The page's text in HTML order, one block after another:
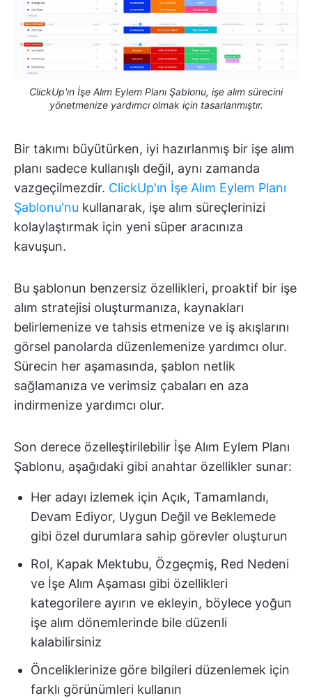
ClickUp'ın İşe Alım Eylem Planı Şablonu, işe alım sürecini
yönetmenize yardımcı olmak için tasarlanmıştır.
Bir takımı büyütürken, iyi hazırlanmış bir işe alım
planı sadece kullanışlı değil, aynı zamanda
vazgeçilmezdir. ClickUp'ın İşe Alım Eylem Planı
Şablonu'nu kullanarak, işe alım süreçlerinizi
kolaylaştırmak için yeni süper aracınıza
kavuşun.
Bu şablonun benzersiz özellikleri, proaktif bir işe
alım stratejisi oluşturmanıza, kaynakları
belirlemenize ve tahsis etmenize ve iş akışlarını
görsel panolarda düzenlemenize yardımcı olur.
Sürecin her aşamasında, şablon netlik
sağlamanıza ve verimsiz çabaları en aza
indirmenize yardımcı olur.
Son derece özelleştirilebilir İşe Alım Eylem Planı
Şablonu, aşağıdaki gibi anahtar özellikler sunar:
Her adayı izlemek için Açık, Tamamlandı,
Devam Ediyor, Uygun Değil ve Beklemede
gibi özel durumlara sahip görevler oluşturun
Rol, Kapak Mektubu, Özgeçmiş, Red Nedeni
ve İşe Alım Aşaması gibi özellikleri
kategorilere ayırın ve ekleyin, böylece yoğun
işe alım dönemlerinde bile düzenli
kalabilirsiniz
Önceliklerinize göre bilgileri düzenlemek için
farklı görünümleri kullanın